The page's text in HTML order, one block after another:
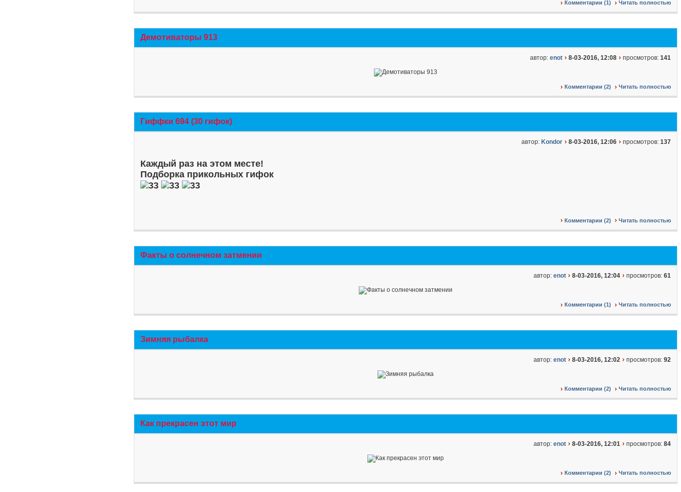
Комментарии (1) Читать полностью
Демотиваторы 913
автор: enot 8-03-2016, 12:08 просмотров: 141
Комментарии (2) Читать полностью
Гиффки 694 (30 гифок)
автор: Kondor 8-03-2016, 12:06 просмотров: 137
Каждый раз на этом месте!
Подборка прикольных гифок
Комментарии (2) Читать полностью
Факты о солнечном затмении
автор: enot 8-03-2016, 12:04 просмотров: 61
Комментарии (1) Читать полностью
Зимняя рыбалка
автор: enot 8-03-2016, 12:02 просмотров: 92
Комментарии (2) Читать полностью
Как прекрасен этот мир
автор: enot 8-03-2016, 12:01 просмотров: 84
Комментарии (2) Читать полностью